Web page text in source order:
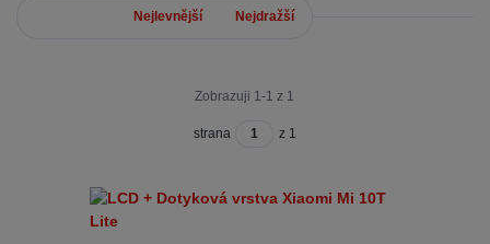
Nejlevnější Nejdražší
Zobrazuji 1-1 z 1
strana z 1